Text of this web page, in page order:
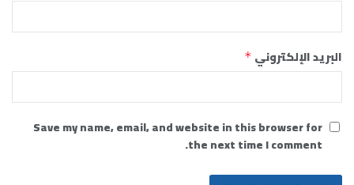
البريد الإلكتروني *
Save my name, email, and website in this browser for
the next time I comment.